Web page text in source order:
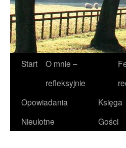
Przejdź
treści
Start
O mnie –
refleksyjnie
Opowiadania
Nieulotne
Księga
Gości